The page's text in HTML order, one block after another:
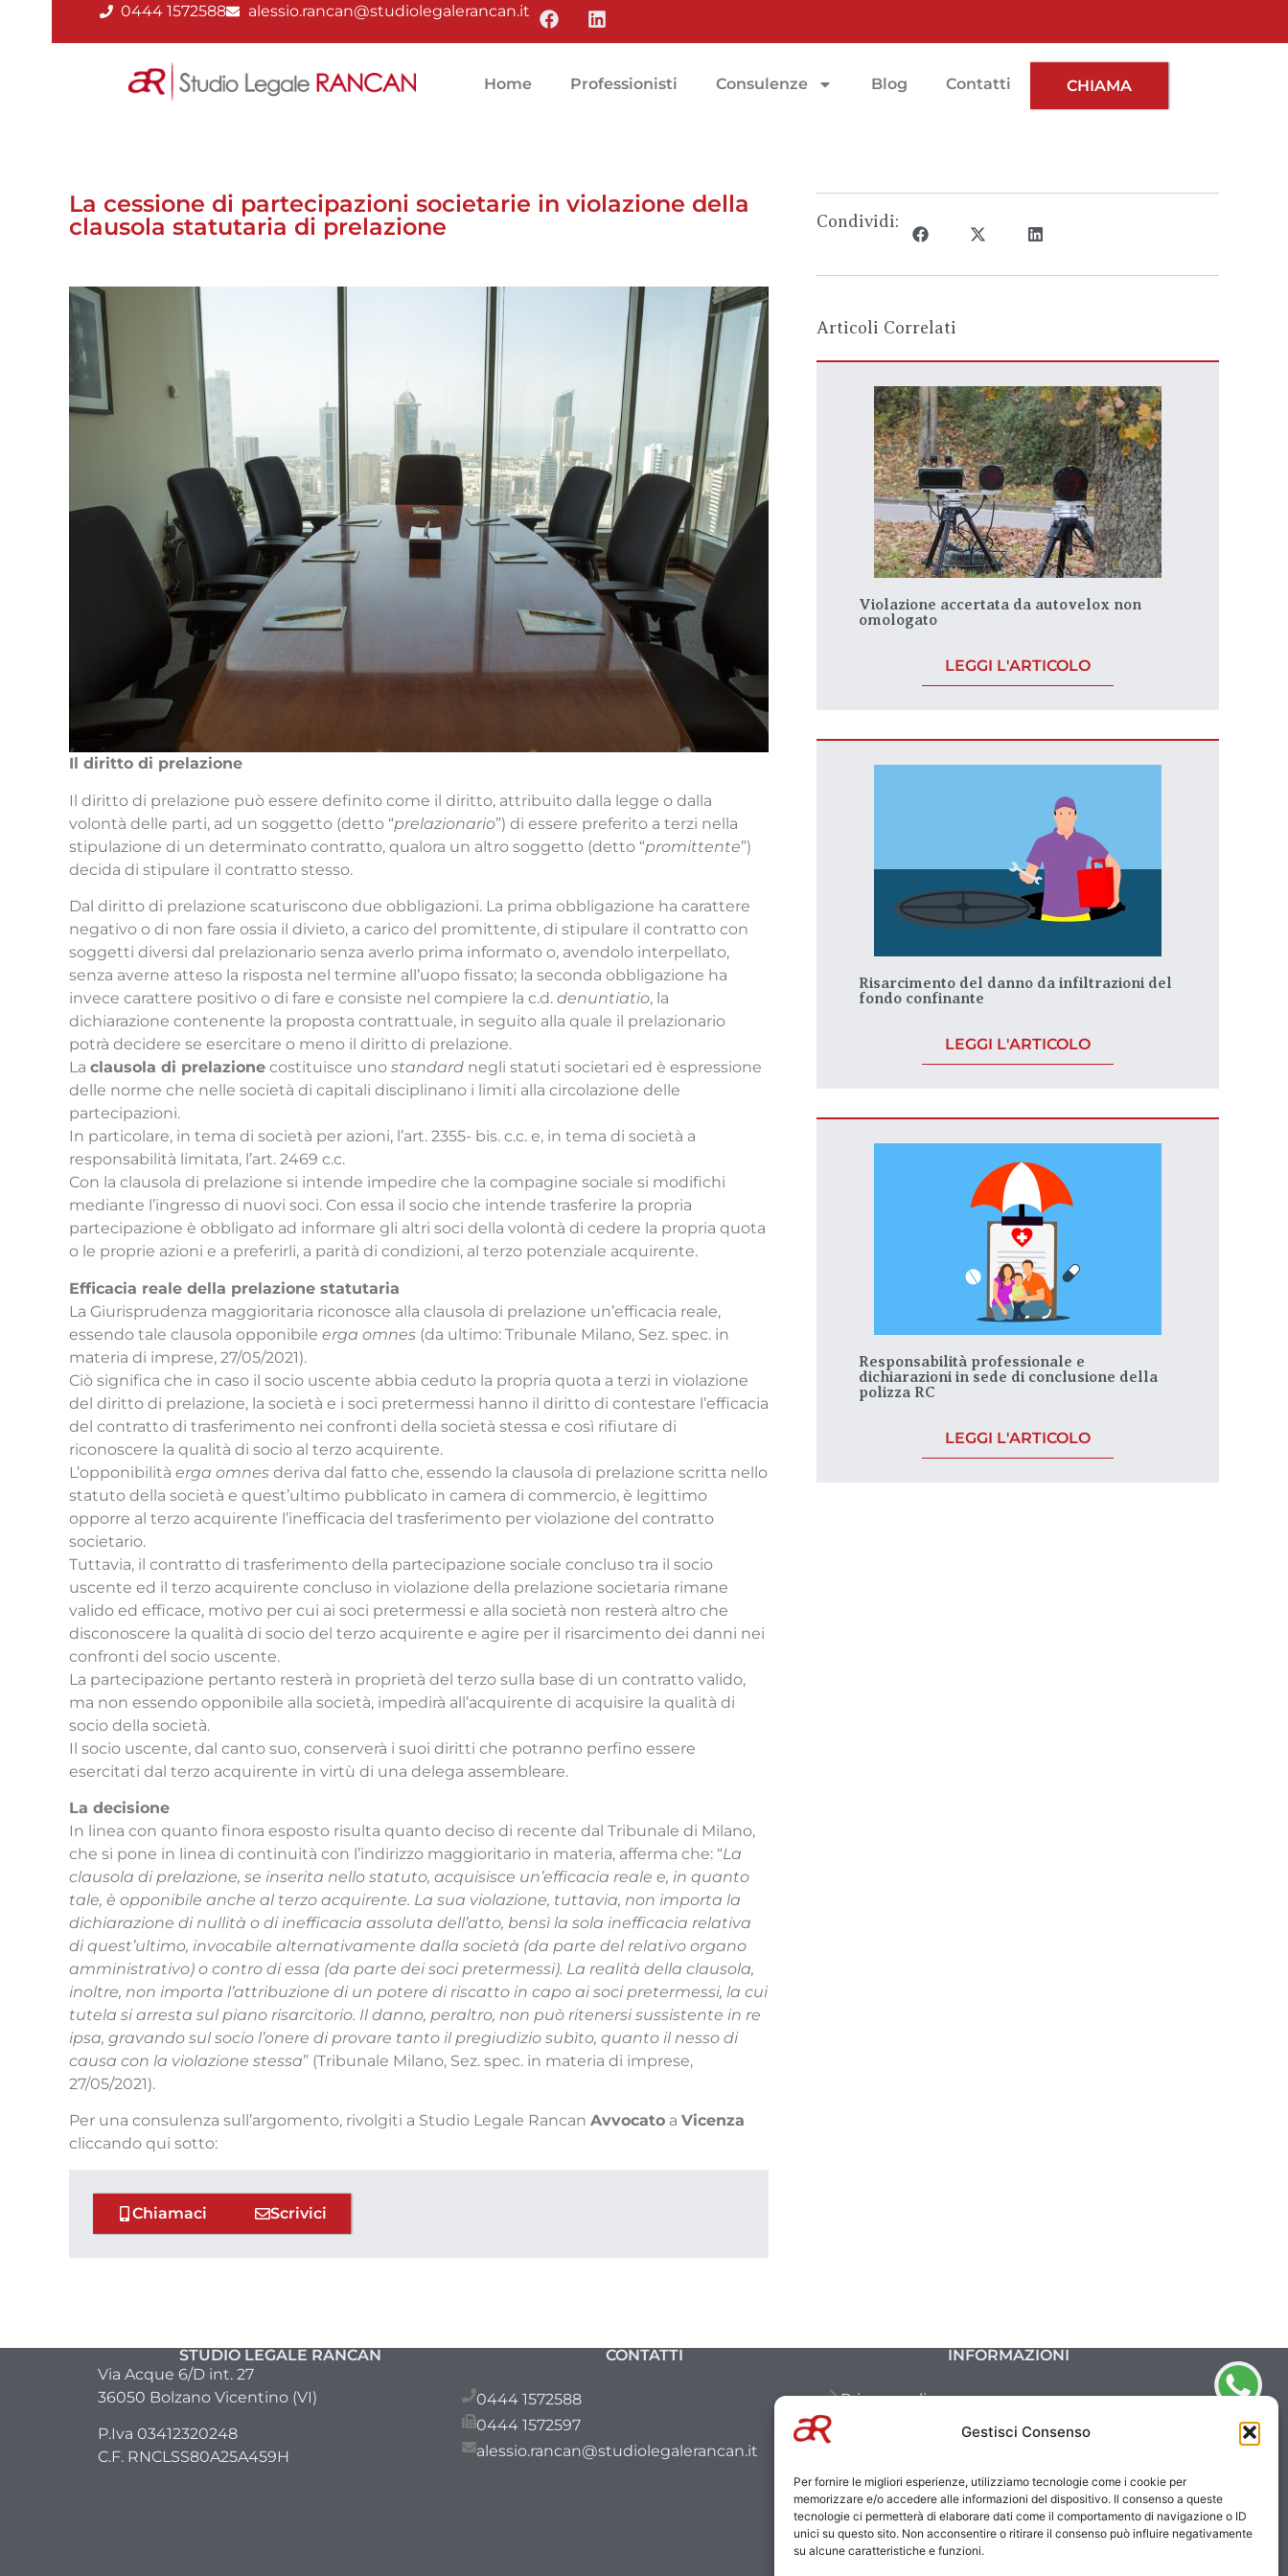
Gestisci Consenso
Per fornire le migliori esperienze, utilizziamo tecnologie come i cookie per
memorizzare e/o accedere alle informazioni del dispositivo. Il consenso a queste
tecnologie ci permetterà di elaborare dati come il comportamento di navigazione o ID
unici su questo sito. Non acconsentire o ritirare il consenso può influire negativamente
su alcune caratteristiche e funzioni.
0444 1572588 alessio.rancan@studiolegalerancan.it
Home Professionisti Consulenze Blog Contatti CHIAMA
La cessione di partecipazioni societarie in violazione della
clausola statutaria di prelazione
Il diritto di prelazione
Il diritto di prelazione può essere definito come il diritto, attribuito dalla legge o dalla
volontà delle parti, ad un soggetto (detto “prelazionario”) di essere preferito a terzi nella
stipulazione di un determinato contratto, qualora un altro soggetto (detto “promittente”)
decida di stipulare il contratto stesso.
Dal diritto di prelazione scaturiscono due obbligazioni. La prima obbligazione ha carattere
negativo o di non fare ossia il divieto, a carico del promittente, di stipulare il contratto con
soggetti diversi dal prelazionario senza averlo prima informato o, avendolo interpellato,
senza averne atteso la risposta nel termine all’uopo fissato; la seconda obbligazione ha
invece carattere positivo o di fare e consiste nel compiere la c.d. denuntiatio, la
dichiarazione contenente la proposta contrattuale, in seguito alla quale il prelazionario
potrà decidere se esercitare o meno il diritto di prelazione.
La clausola di prelazione costituisce uno standard negli statuti societari ed è espressione
delle norme che nelle società di capitali disciplinano i limiti alla circolazione delle
partecipazioni.
In particolare, in tema di società per azioni, l’art. 2355- bis. c.c. e, in tema di società a
responsabilità limitata, l’art. 2469 c.c.
Con la clausola di prelazione si intende impedire che la compagine sociale si modifichi
mediante l’ingresso di nuovi soci. Con essa il socio che intende trasferire la propria
partecipazione è obbligato ad informare gli altri soci della volontà di cedere la propria quota
o le proprie azioni e a preferirli, a parità di condizioni, al terzo potenziale acquirente.
Efficacia reale della prelazione statutaria
La Giurisprudenza maggioritaria riconosce alla clausola di prelazione un’efficacia reale,
essendo tale clausola opponibile erga omnes (da ultimo: Tribunale Milano, Sez. spec. in
materia di imprese, 27/05/2021).
Ciò significa che in caso il socio uscente abbia ceduto la propria quota a terzi in violazione
del diritto di prelazione, la società e i soci pretermessi hanno il diritto di contestare l’efficacia
del contratto di trasferimento nei confronti della società stessa e così rifiutare di
riconoscere la qualità di socio al terzo acquirente.
L’opponibilità erga omnes deriva dal fatto che, essendo la clausola di prelazione scritta nello
statuto della società e quest’ultimo pubblicato in camera di commercio, è legittimo
opporre al terzo acquirente l’inefficacia del trasferimento per violazione del contratto
societario.
Tuttavia, il contratto di trasferimento della partecipazione sociale concluso tra il socio
uscente ed il terzo acquirente concluso in violazione della prelazione societaria rimane
valido ed efficace, motivo per cui ai soci pretermessi e alla società non resterà altro che
disconoscere la qualità di socio del terzo acquirente e agire per il risarcimento dei danni nei
confronti del socio uscente.
La partecipazione pertanto resterà in proprietà del terzo sulla base di un contratto valido,
ma non essendo opponibile alla società, impedirà all’acquirente di acquisire la qualità di
socio della società.
Il socio uscente, dal canto suo, conserverà i suoi diritti che potranno perfino essere
esercitati dal terzo acquirente in virtù di una delega assembleare.
La decisione
In linea con quanto finora esposto risulta quanto deciso di recente dal Tribunale di Milano,
che si pone in linea di continuità con l’indirizzo maggioritario in materia, afferma che: “La
clausola di prelazione, se inserita nello statuto, acquisisce un’efficacia reale e, in quanto
tale, è opponibile anche al terzo acquirente. La sua violazione, tuttavia, non importa la
dichiarazione di nullità o di inefficacia assoluta dell’atto, bensì la sola inefficacia relativa
di quest’ultimo, invocabile alternativamente dalla società (da parte del relativo organo
amministrativo) o contro di essa (da parte dei soci pretermessi). La realità della clausola,
inoltre, non importa l’attribuzione di un potere di riscatto in capo ai soci pretermessi, la cui
tutela si arresta sul piano risarcitorio. Il danno, peraltro, non può ritenersi sussistente in re
ipsa, gravando sul socio l’onere di provare tanto il pregiudizio subìto, quanto il nesso di
causa con la violazione stessa” (Tribunale Milano, Sez. spec. in materia di imprese,
27/05/2021).
Per una consulenza sull’argomento, rivolgiti a Studio Legale Rancan Avvocato a Vicenza
cliccando qui sotto:
Chiamaci Scrivici
Condividi:
Articoli Correlati
Violazione accertata da autovelox non
omologato
LEGGI L'ARTICOLO
Risarcimento del danno da infiltrazioni del
fondo confinante
LEGGI L'ARTICOLO
Responsabilità professionale e
dichiarazioni in sede di conclusione della
polizza RC
LEGGI L'ARTICOLO
STUDIO LEGALE RANCAN
Via Acque 6/D int. 27
36050 Bolzano Vicentino (VI)
P.Iva 03412320248
C.F. RNCLSS80A25A459H
CONTATTI
0444 1572588
0444 1572597
alessio.rancan@studiolegalerancan.it
INFORMAZIONI
Privacy policy